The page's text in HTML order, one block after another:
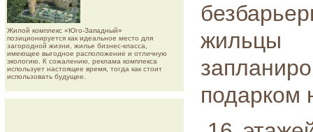
Жилой комплекс «Юго-Западный»
позиционируется как идеальное место для
загородной жизни, жилье бизнес-класса,
имеющее выгодное расположение и отличную
экологию. К сожалению, реклама комплекса
использует настоящее время, тогда как стоит
использовать будущее.
жильцы
подарком